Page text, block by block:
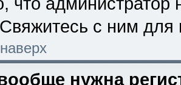
с ним для
нужна